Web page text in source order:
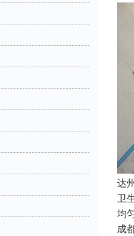
达
卫
均
成